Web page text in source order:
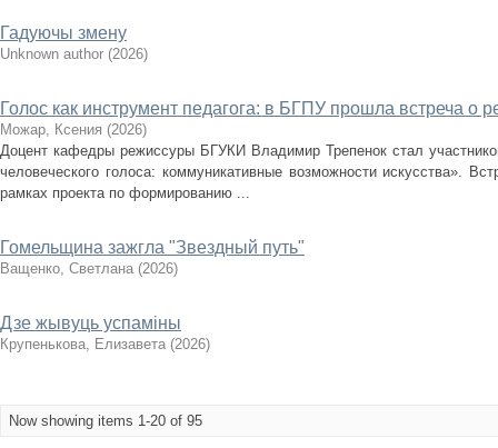
Гадуючы змену
Unknown author (2026)
Голос как инструмент педагога: в БГПУ прошла встреча о
Можар, Ксения (2026)
Доцент кафедры режиссуры БГУКИ Владимир Трепенок стал
человеческого голоса: коммуникативные возможности искусства».
рамках проекта по формированию ...
Гомельщина зажгла "Звездный путь"
Ващенко, Светлана (2026)
Дзе жывуць успаміны
Крупенькова, Елизавета (2026)
Now showing items 1-20 of 95